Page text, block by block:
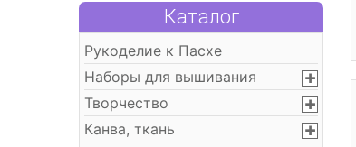
Каталог
Рукоделие к Пасхе
Наборы для вышивания
Творчество
Канва, ткань